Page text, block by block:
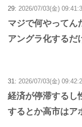
29: 2026/07/03(金)
マジで何やってん
アングラ化するだ
31: 2026/07/03(金)
経済が停滞するし
するとか高市はア